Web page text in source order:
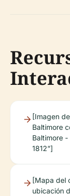
[Imagen
Baltimore
Baltimore
1812”]
[Mapa del
ubicación